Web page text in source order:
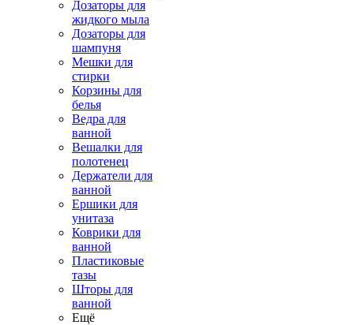
Дозаторы для
жидкого мыла
Дозаторы для
шампуня
Мешки для
стирки
Корзины для
белья
Ведра для
ванной
Вешалки для
полотенец
Держатели для
ванной
Ершики для
унитаза
Коврики для
ванной
Пластиковые
тазы
Шторы для
ванной
Ещё